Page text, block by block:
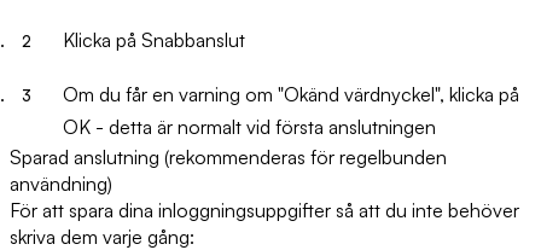
Klicka på Snabbanslut
Om du får en varning om "Okänd värdnyckel", klicka på
OK - detta är normalt vid första anslutningen
Sparad anslutning (rekommenderas för regelbunden
användning)
För att spara dina inloggningsuppgifter så att du inte behöver
skriva dem varje gång: